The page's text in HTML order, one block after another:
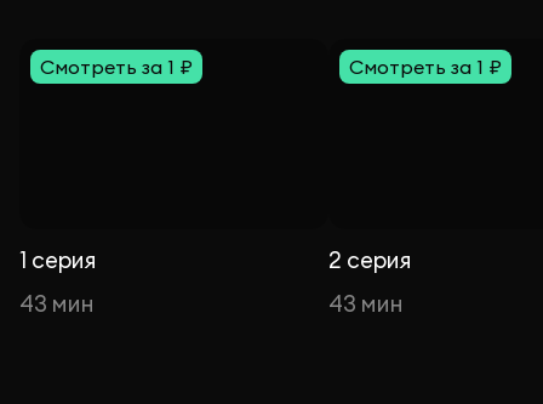
Смотреть за 1 ₽
1 серия
43 мин
Смотреть за 1 ₽
2 серия
43 мин